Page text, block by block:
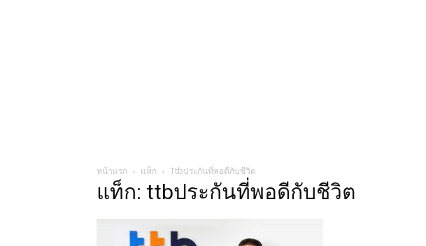
หน้าแรก แท็ก Ttbประกันที่พอดีกับชีวิต
แท็ก: ttbประกันที่พอดีกับชีวิต